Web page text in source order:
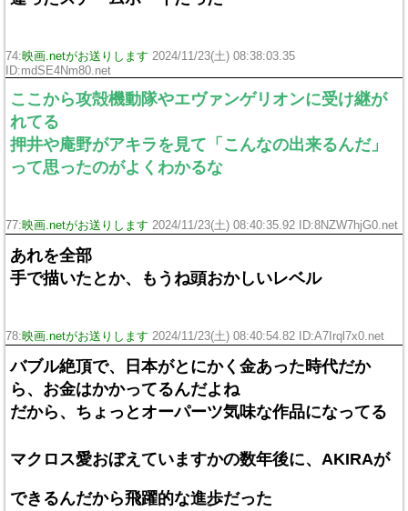
74:映画.netがお送りします 2024/11/23(土) 08:38:03.35
ID:mdSE4Nm80.net
ここから攻殻機動隊やエヴァンゲリオンに受け継が
れてる
押井や庵野がアキラを見て「こんなの出来るんだ」
って思ったのがよくわかるな
77:映画.netがお送りします 2024/11/23(土) 08:40:35.92 ID:8NZW7hjG0.net
あれを全部
手で描いたとか、もうね頭おかしいレベル
78:映画.netがお送りします 2024/11/23(土) 08:40:54.82 ID:A7Irql7x0.net
バブル絶頂で、日本がとにかく金あった時代だか
ら、お金はかかってるんだよね
だから、ちょっとオーパーツ気味な作品になってる
マクロス愛おぼえていますかの数年後に、AKIRAが
できるんだから飛躍的な進歩だった